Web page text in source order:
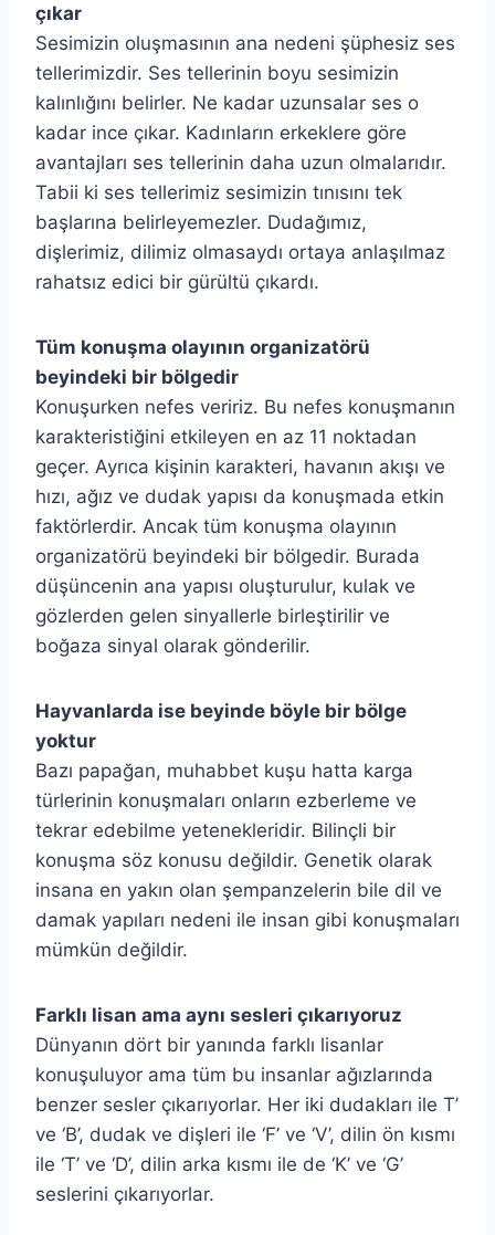
çıkar
Sesimizin oluşmasının ana nedeni şüphesiz ses
tellerimizdir. Ses tellerinin boyu sesimizin
kalınlığını belirler. Ne kadar uzunsalar ses o
kadar ince çıkar. Kadınların erkeklere göre
avantajları ses tellerinin daha uzun olmalarıdır.
Tabii ki ses tellerimiz sesimizin tınısını tek
başlarına belirleyemezler. Dudağımız,
dişlerimiz, dilimiz olmasaydı ortaya anlaşılmaz
rahatsız edici bir gürültü çıkardı.
Tüm konuşma olayının organizatörü
beyindeki bir bölgedir
Konuşurken nefes veririz. Bu nefes konuşmanın
karakteristiğini etkileyen en az 11 noktadan
geçer. Ayrıca kişinin karakteri, havanın akışı ve
hızı, ağız ve dudak yapısı da konuşmada etkin
faktörlerdir. Ancak tüm konuşma olayının
organizatörü beyindeki bir bölgedir. Burada
düşüncenin ana yapısı oluşturulur, kulak ve
gözlerden gelen sinyallerle birleştirilir ve
boğaza sinyal olarak gönderilir.
Hayvanlarda ise beyinde böyle bir bölge
yoktur
Bazı papağan, muhabbet kuşu hatta karga
türlerinin konuşmaları onların ezberleme ve
tekrar edebilme yetenekleridir. Bilinçli bir
konuşma söz konusu değildir. Genetik olarak
insana en yakın olan şempanzelerin bile dil ve
damak yapıları nedeni ile insan gibi konuşmaları
mümkün değildir.
Farklı lisan ama aynı sesleri çıkarıyoruz
Dünyanın dört bir yanında farklı lisanlar
konuşuluyor ama tüm bu insanlar ağızlarında
benzer sesler çıkarıyorlar. Her iki dudakları ile T’
ve ‘B’, dudak ve dişleri ile ‘F’ ve ‘V’, dilin ön kısmı
ile ‘T’ ve ‘D’, dilin arka kısmı ile de ‘K’ ve ‘G’
seslerini çıkarıyorlar.